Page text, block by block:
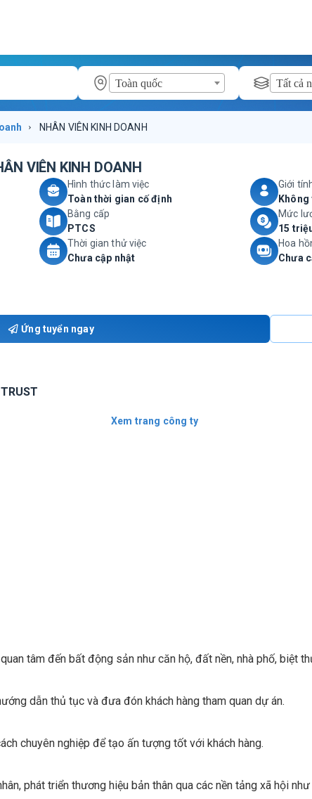
Toàn quốc Tất cả
› NHÂN VIÊN KINH DOANH
VIÊN KINH DOANH
Hình thức làm việc
Toàn thời gian cố định
Giới
Không
Bằng cấp
PTCS
Mức
15
Thời gian thử việc
Chưa cập nhật
Hoa
Chưa
Ứng tuyển ngay
Xem trang công ty
tâm đến bất động sản như căn hộ, đất nền, nhà phố, biệt
dẫn thủ tục và đưa đón khách hàng tham quan dự án.
chuyên nghiệp để tạo ấn tượng tốt với khách hàng.
phát triển thương hiệu bản thân qua các nền tảng xã hội